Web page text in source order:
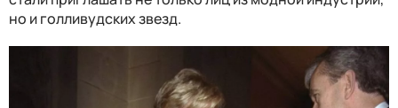
но и голливудских звезд.